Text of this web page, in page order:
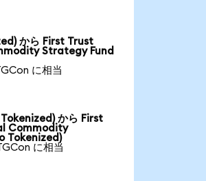
から First Trust
Strategy Fund
に相当
から First
Commodity
Tokenized)
に相当